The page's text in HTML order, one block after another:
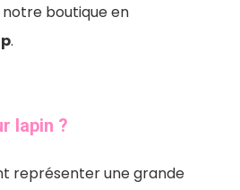
boutique en
.
lapin ?
représenter une grande